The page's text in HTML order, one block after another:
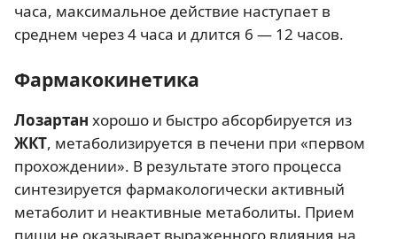
часа, максимальное действие наступает в
среднем через 4 часа и длится 6 — 12 часов.
Фармакокинетика
Лозартан хорошо и быстро абсорбируется из
ЖКТ, метаболизируется в печени при «первом
прохождении». В результате этого процесса
синтезируется фармакологически активный
метаболит и неактивные метаболиты. Прием